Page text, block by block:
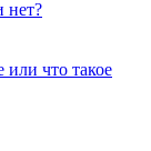
нет?
что такое